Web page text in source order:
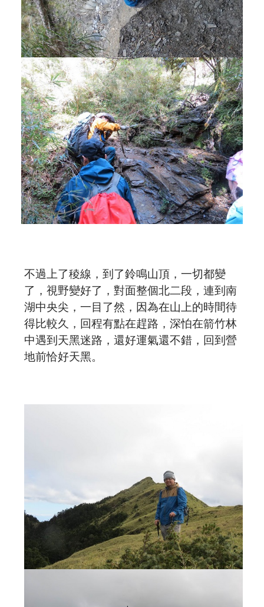
不過上了稜線，到了鈴鳴山頂，一切都變
了，視野變好了，對面整個北二段，連到南
湖中央尖，一目了然，因為在山上的時間待
得比較久，回程有點在趕路，深怕在箭竹林
中遇到天黑迷路，還好運氣還不錯，回到營
地前恰好天黑。